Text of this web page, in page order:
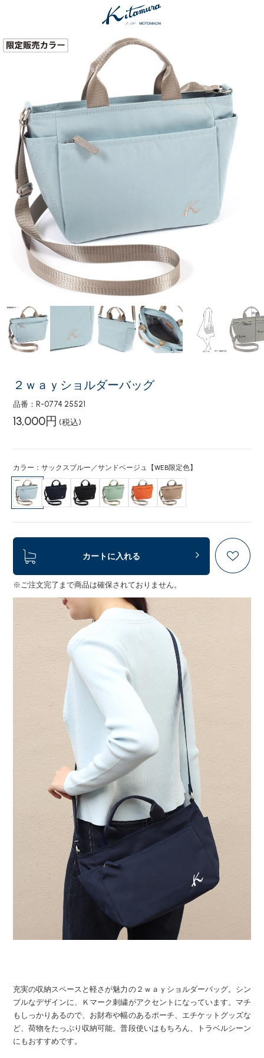
２ｗａｙショルダーバッグ
品番：R-0774 25521
13,000円 (税込)
カラー：サックスブルー／サンドベージュ【WEB限定色】
カートに入れる
※ご注文完了まで商品は確保されておりません。
充実の収納スペースと軽さが魅力の２ｗａｙショルダーバッグ。シン
プルなデザインに、Ｋマーク刺繍がアクセントになっています。マチ
もしっかりあるので、お財布や幅のあるポーチ、エチケットグッズな
ど、荷物をたっぷり収納可能。普段使いはもちろん、トラベルシーン
にもおすすめです。